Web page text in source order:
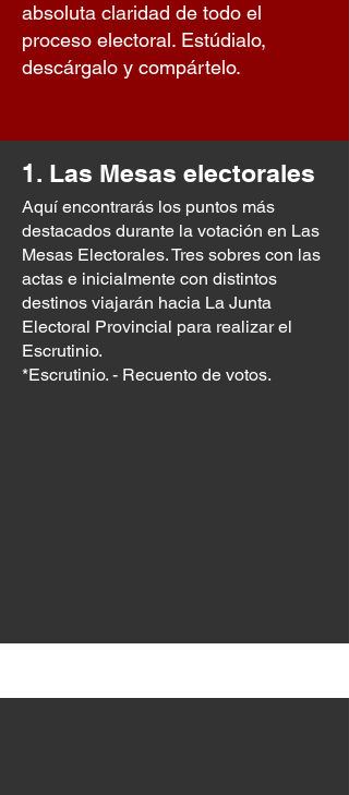
absoluta claridad de todo el
proceso electoral. Estúdialo,
descárgalo y compártelo.
1. Las Mesas electorales
Aquí encontrarás los puntos más
destacados durante la votación en Las
Mesas Electorales. Tres sobres con las
actas e inicialmente con distintos
destinos viajarán hacia La Junta
Electoral Provincial para realizar el
Escrutinio.
*Escrutinio. - Recuento de votos.